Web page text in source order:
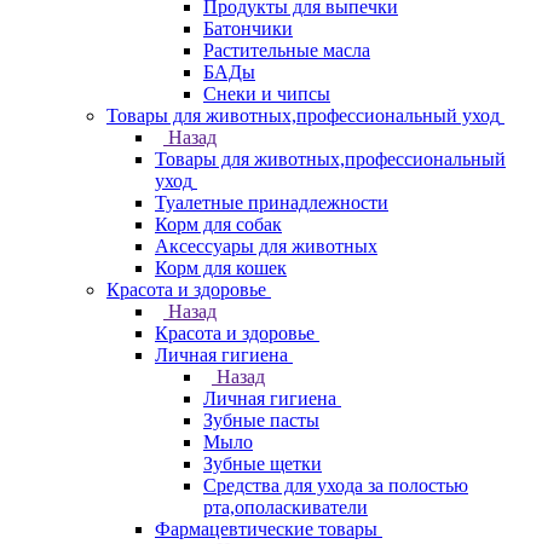
Продукты для выпечки
Батончики
Растительные масла
БАДы
Снеки и чипсы
Товары для животных,профессиональный уход
Назад
Товары для животных,профессиональный
уход
Туалетные принадлежности
Корм для собак
Аксессуары для животных
Корм для кошек
Красота и здоровье
Назад
Красота и здоровье
Личная гигиена
Назад
Личная гигиена
Зубные пасты
Мыло
Зубные щетки
Средства для ухода за полостью
рта,ополаскиватели
Фармацевтические товары